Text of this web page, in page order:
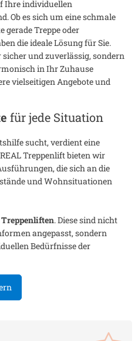
Ihre individuellen
Ob es sich um eine schmale
gerade Treppe oder
die ideale Lösung für Sie.
und zuverlässig, sondern
in Ihr Zuhause
vielseitigen Angebote und
für jede Situation
sucht, verdient eine
Treppenlift bieten wir
die sich an die
und Wohnsituationen
. Diese sind nicht
angepasst, sondern
Bedürfnisse der